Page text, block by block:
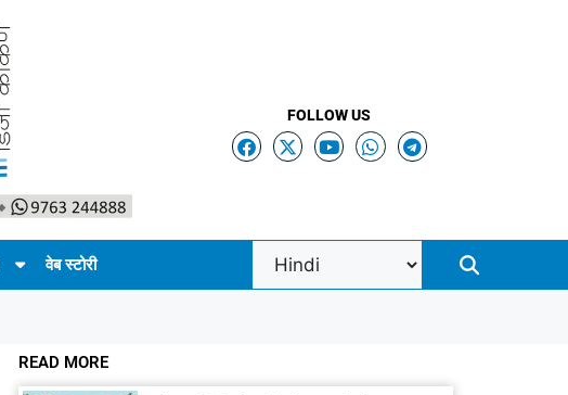
FOLLOW US
वेब स्टोरी
READ MORE